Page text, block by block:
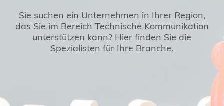
tekom-Festival
7.-8. Mai 2026 in St. Leon-Rot
tcworld China
20.-21. Mai 2027 in Shanghai
Sie suchen ein Unternehmen in Ihrer Region,
das Sie im Bereich Technische Kommunikation
unterstützen kann? Hier finden Sie die
Spezialisten für Ihre Branche.